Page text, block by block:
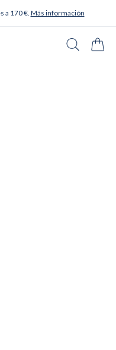
a 170 €. Más información